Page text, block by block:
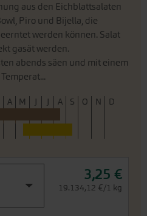
aus den Eichblattsalaten
Piro und Bijella, die
werden können. Salat
gasät werden.
abends säen und mit einem
A M J J A S O N
D
3,25 €
19.134,12 €/1 kg